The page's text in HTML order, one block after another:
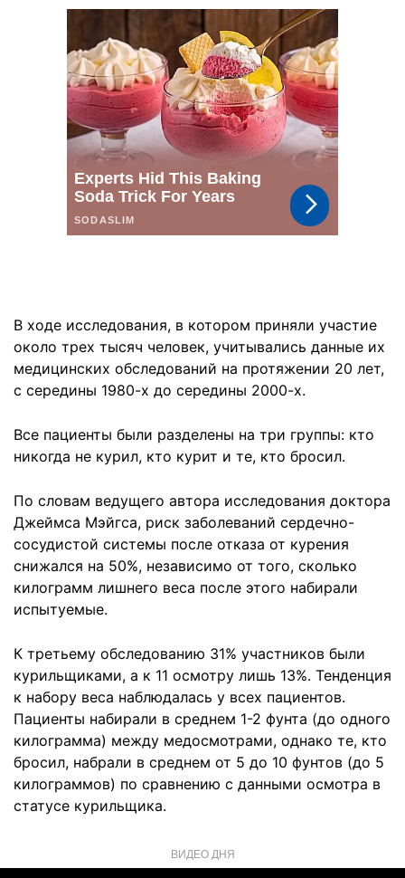
В ходе исследования, в котором приняли участие
около трех тысяч человек, учитывались данные их
медицинских обследований на протяжении 20 лет,
с середины 1980-х до середины 2000-х.
Все пациенты были разделены на три группы: кто
никогда не курил, кто курит и те, кто бросил.
По словам ведущего автора исследования доктора
Джеймса Мэйгса, риск заболеваний сердечно-
сосудистой системы после отказа от курения
снижался на 50%, независимо от того, сколько
килограмм лишнего веса после этого набирали
испытуемые.
К третьему обследованию 31% участников были
курильщиками, а к 11 осмотру лишь 13%. Тенденция
к набору веса наблюдалась у всех пациентов.
Пациенты набирали в среднем 1-2 фунта (до одного
килограмма) между медосмотрами, однако те, кто
бросил, набрали в среднем от 5 до 10 фунтов (до 5
килограммов) по сравнению с данными осмотра в
статусе курильщика.
ВИДЕО ДНЯ